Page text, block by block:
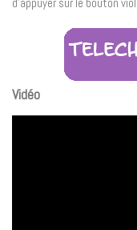
Vidéo